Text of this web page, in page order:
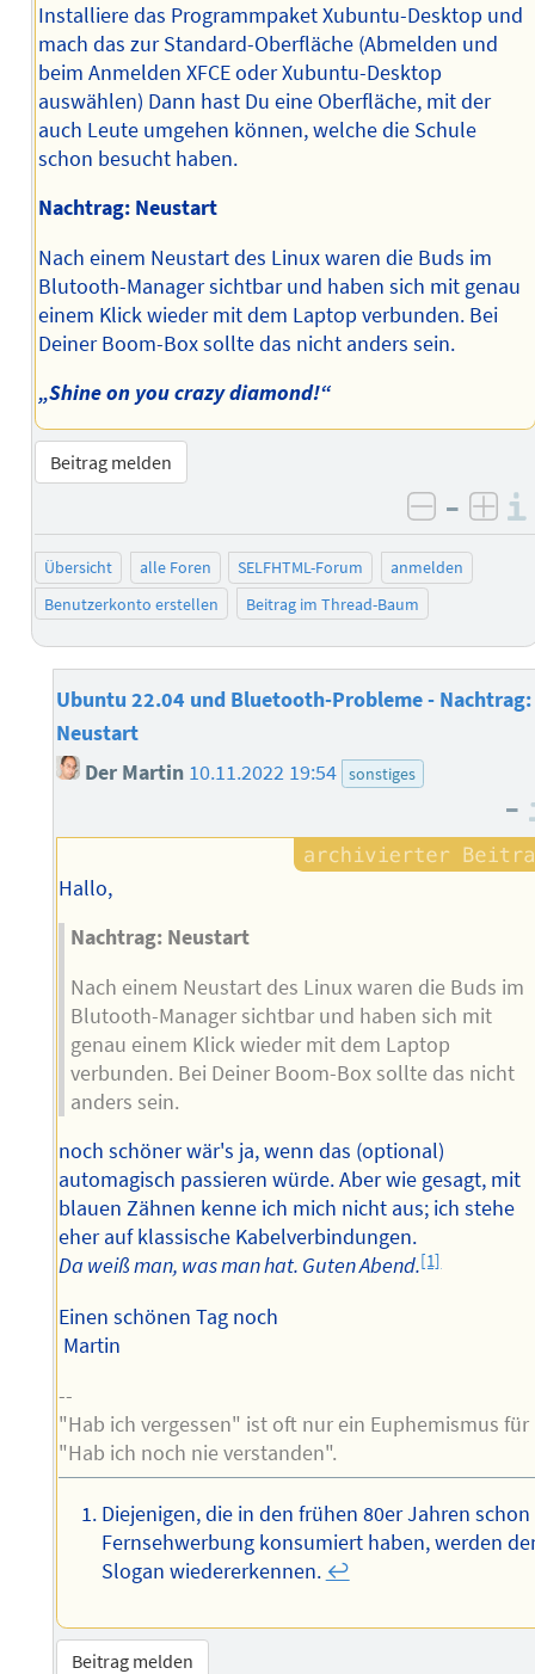
Installiere das Programmpaket Xubuntu-Desktop und
mach das zur Standard-Oberfläche (Abmelden und
beim Anmelden XFCE oder Xubuntu-Desktop
auswählen) Dann hast Du eine Oberfläche, mit der
auch Leute umgehen können, welche die Schule
schon besucht haben.
Nachtrag: Neustart
Nach einem Neustart des Linux waren die Buds im
Blutooth-Manager sichtbar und haben sich mit genau
einem Klick wieder mit dem Laptop verbunden. Bei
Deiner Boom-Box sollte das nicht anders sein.
„Shine on you crazy diamond!“
Beitrag melden
negativ
–
Übersicht alle Foren SELFHTML-Forum
anmelden
Benutzerkonto erstellen
Beitrag im Thread-Baum
Ubuntu 22.04 und Bluetooth-Probleme - Nachtrag:
Neustart
Der Martin 10.11.2022 19:54 sonstiges
–
Hallo,
Nachtrag: Neustart
Nach einem Neustart des Linux waren die Buds im
Blutooth-Manager sichtbar und haben sich mit
genau einem Klick wieder mit dem Laptop
verbunden. Bei Deiner Boom-Box sollte das nicht
anders sein.
noch schöner wär's ja, wenn das (optional)
automagisch passieren würde. Aber wie gesagt, mit
blauen Zähnen kenne ich mich nicht aus; ich stehe
eher auf klassische Kabelverbindungen.
Da weiß man, was man hat. Guten Abend.[1]
Einen schönen Tag noch
Martin
--
"Hab ich vergessen" ist oft nur ein Euphemismus für
"Hab ich noch nie verstanden".
Diejenigen, die in den frühen 80er Jahren schon
Fernsehwerbung konsumiert haben, werden
Slogan wiedererkennen. ↩︎
Beitrag melden